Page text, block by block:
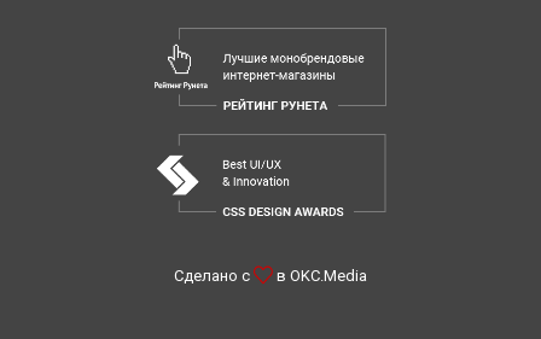
Сделано с в OKC.Media